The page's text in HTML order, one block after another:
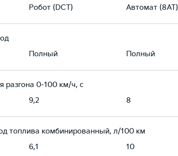
Робот (DCT) Автомат (8AT)
Полный Полный
разгона 0-100 км/ч, с
9,2 8
топлива комбинированный, л/100 км
6,1 10